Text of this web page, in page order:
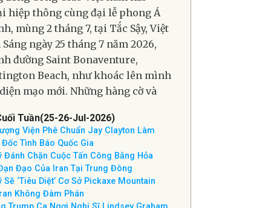
đồng Công Giáo Việt nam hải
hiệp thông cùng đại lễ phong Á
mùng 2 tháng 7, tại Tắc Sậy, Việt
Sáng ngày 25 tháng 7 năm 2026,
Beach, như khoác lên mình
mạo mới. Những hàng cờ và
Tuần(25-26-Jul-2026)
Viện Phê Chuẩn Jay Clayton Làm
Tình Báo Quốc Gia
Đánh Chặn Cuộc Tấn Công Bằng Hỏa